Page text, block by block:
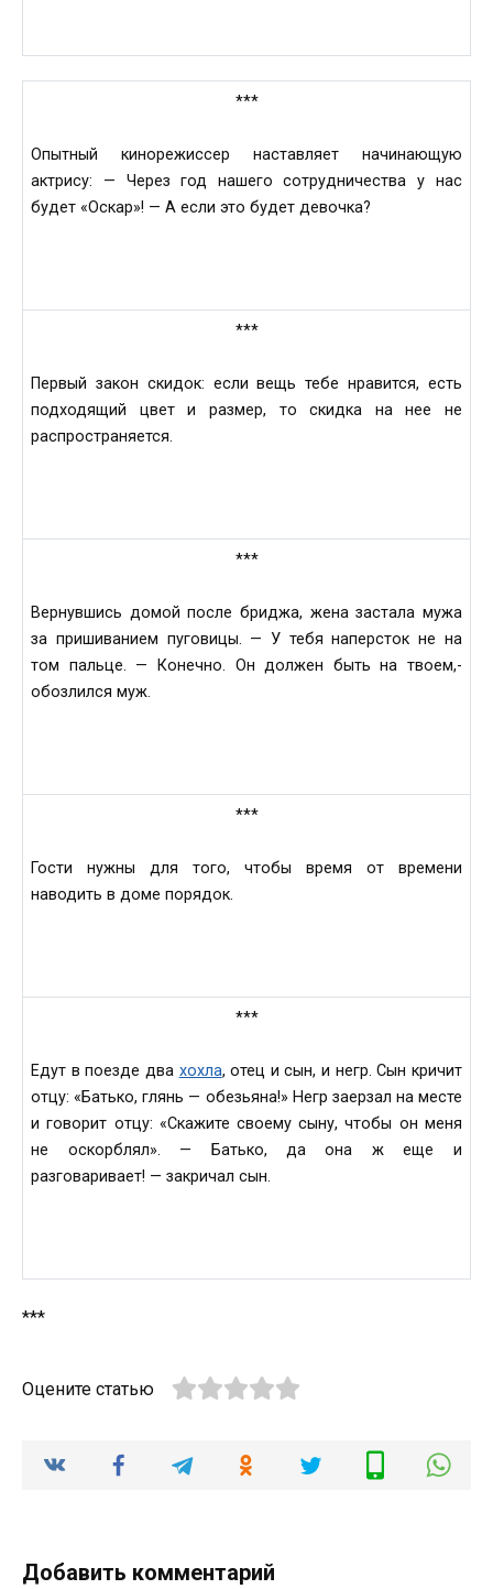
***
Опытный кинорежиссер наставляет начинающую
актрису: — Через год нашего сотрудничества у нас
будет «Оскар»! — А если это будет девочка?
***
Первый закон скидок: если вещь тебе нравится, есть
подходящий цвет и размер, то скидка на нее не
распространяется.
***
Вернувшись домой после бриджа, жена застала мужа
за пришиванием пуговицы. — У тебя наперсток не на
том пальце. — Конечно. Он должен быть на твоем,-
обозлился муж.
***
Гости нужны для того, чтобы время от времени
наводить в доме порядок.
***
Едут в поезде два хохла, отец и сын, и негр. Сын кричит
отцу: «Батько, глянь — обезьяна!» Негр заерзал на месте
и говорит отцу: «Скажите своему сыну, чтобы он меня
не оскорблял». — Батько, да она ж еще и
разговаривает! — закричал сын.
***
Оцените статью
Добавить комментарий